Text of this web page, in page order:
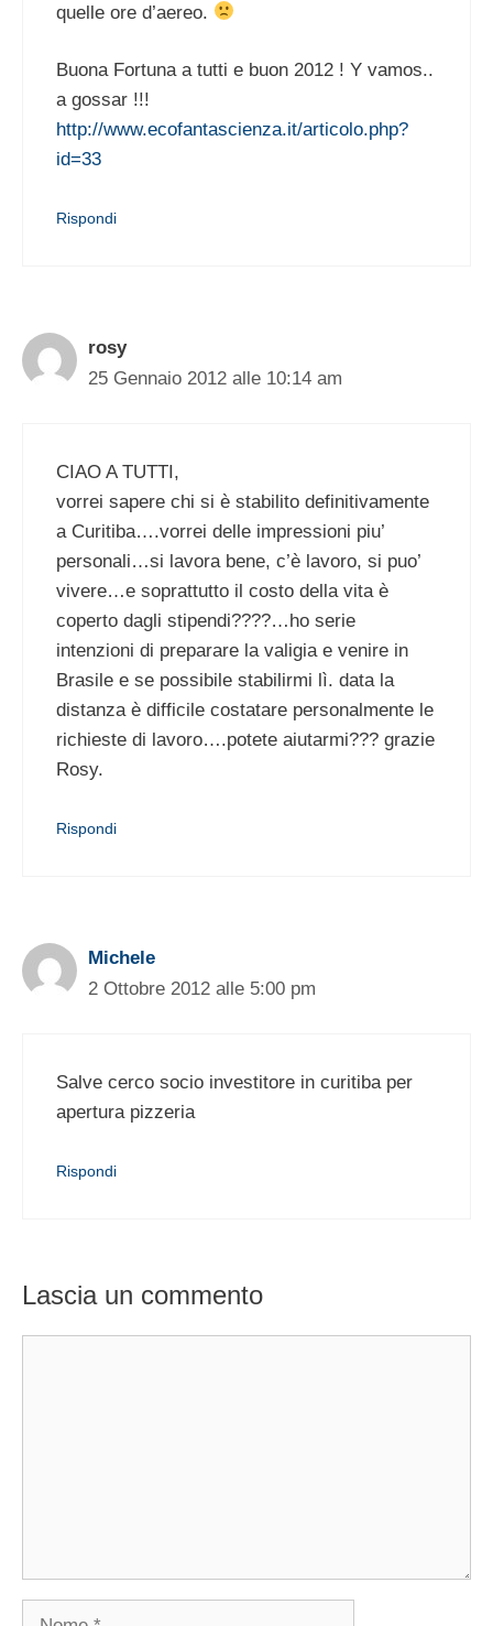
quelle ore d’aereo.
Buona Fortuna a tutti e buon 2012 ! Y vamos..
a gossar !!!
http://www.ecofantascienza.it/articolo.php?
id=33
Rispondi
rosy
25 Gennaio 2012 alle 10:14 am
CIAO A TUTTI,
vorrei sapere chi si è stabilito definitivamente
a Curitiba….vorrei delle impressioni piu’
personali…si lavora bene, c’è lavoro, si puo’
vivere…e soprattutto il costo della vita è
coperto dagli stipendi????…ho serie
intenzioni di preparare la valigia e venire in
Brasile e se possibile stabilirmi lì. data la
distanza è difficile costatare personalmente le
richieste di lavoro….potete aiutarmi??? grazie
Rosy.
Rispondi
Michele
2 Ottobre 2012 alle 5:00 pm
Salve cerco socio investitore in curitiba per
apertura pizzeria
Rispondi
Lascia un commento
Nome